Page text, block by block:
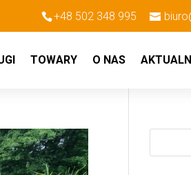
+48 502 348 995
TOWARY O NAS